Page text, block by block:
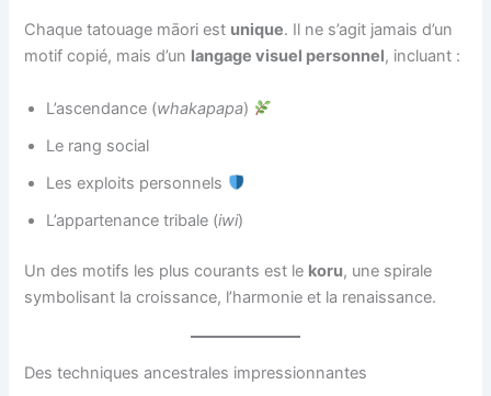
Chaque tatouage māori est unique. Il ne s’agit jamais d’un
motif copié, mais d’un langage visuel personnel, incluant :
L’ascendance (whakapapa)
Le rang social
Les exploits personnels
L’appartenance tribale (iwi)
Un des motifs les plus courants est le koru, une spirale
symbolisant la croissance, l’harmonie et la renaissance.
Des techniques ancestrales impressionnantes